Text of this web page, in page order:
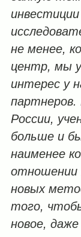
не менее,
центр, мы
интерес у
России,
больше и
наименее
отношении
новых
того,
новое,